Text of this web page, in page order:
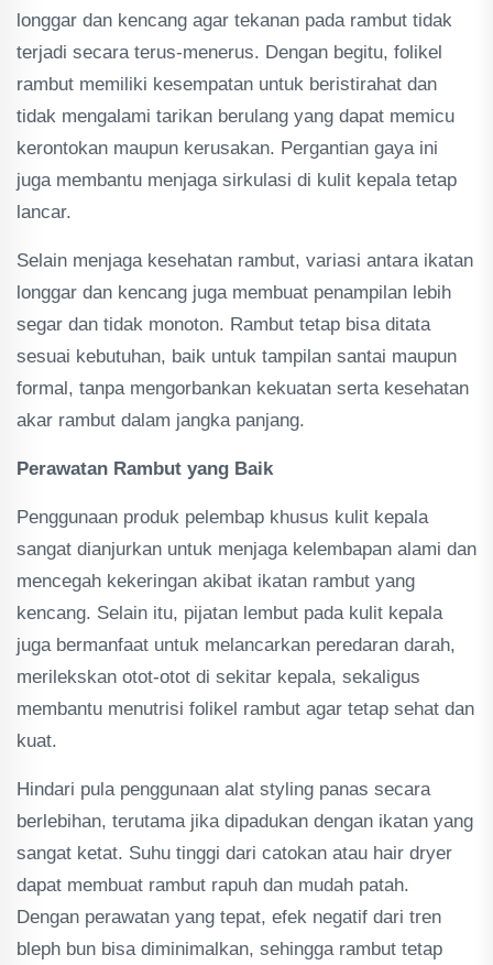
longgar dan kencang agar tekanan pada rambut tidak
terjadi secara terus-menerus. Dengan begitu, folikel
rambut memiliki kesempatan untuk beristirahat dan
tidak mengalami tarikan berulang yang dapat memicu
kerontokan maupun kerusakan. Pergantian gaya ini
juga membantu menjaga sirkulasi di kulit kepala tetap
lancar.
Selain menjaga kesehatan rambut, variasi antara ikatan
longgar dan kencang juga membuat penampilan lebih
segar dan tidak monoton. Rambut tetap bisa ditata
sesuai kebutuhan, baik untuk tampilan santai maupun
formal, tanpa mengorbankan kekuatan serta kesehatan
akar rambut dalam jangka panjang.
Perawatan Rambut yang Baik
Penggunaan produk pelembap khusus kulit kepala
sangat dianjurkan untuk menjaga kelembapan alami dan
mencegah kekeringan akibat ikatan rambut yang
kencang. Selain itu, pijatan lembut pada kulit kepala
juga bermanfaat untuk melancarkan peredaran darah,
merilekskan otot-otot di sekitar kepala, sekaligus
membantu menutrisi folikel rambut agar tetap sehat dan
kuat.
Hindari pula penggunaan alat styling panas secara
berlebihan, terutama jika dipadukan dengan ikatan yang
sangat ketat. Suhu tinggi dari catokan atau hair dryer
dapat membuat rambut rapuh dan mudah patah.
Dengan perawatan yang tepat, efek negatif dari tren
bleph bun bisa diminimalkan, sehingga rambut tetap